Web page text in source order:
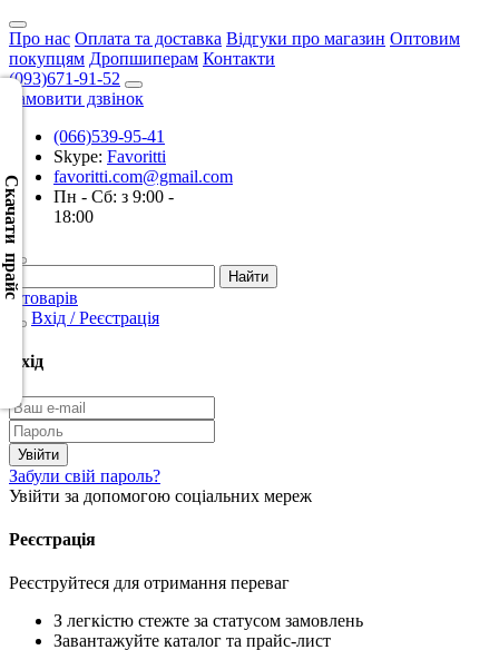
Про нас Оплата та доставка Відгуки про магазин Оптовим
покупцям Дропшиперам Контакти
(093)671-91-52
Замовити дзвінок
(066)539-95-41
Skype: Favoritti
favoritti.com@gmail.com
Пн - Сб: з 9:00 -
18:00
0 товарів
Вхід / Реєстрація
Вхід
Забули свій пароль?
Увійти за допомогою соціальних мереж
Реєстрація
Реєструйтеся для отримання переваг
З легкістю стежте за статусом замовлень
Завантажуйте каталог та прайс-лист
Скачати прайс
Скачать
XML
(Розн.)
Скачать
XML
(Опт)
CSV
Скачать
CSV
(Опт)
XLS
EXCEL
(Розн.)